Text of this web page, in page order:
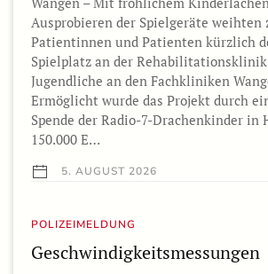
Ausprobieren der Spielgeräte weihten
Patientinnen und Patienten kürzlich
Spielplatz an der
Jugendliche an den Fachkliniken
Ermöglicht wurde das Projekt durch
Spende der Radio-7-Drachenkinder in
150.000 E…
5. AUGUST 2026
POLIZEIMELDUNG
Geschwindigkeitsmessungen